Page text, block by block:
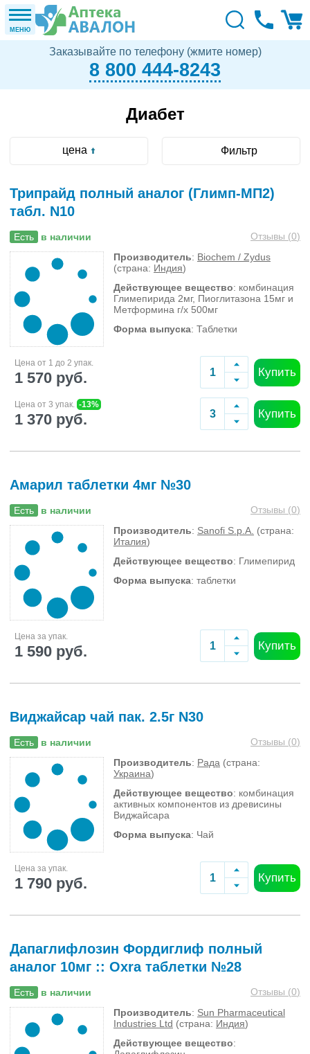
МЕНЮ
Заказывайте по телефону (жмите номер)
8 800 444-8243
Диабет
цена Фильтр
Трипрайд полный аналог (Глимп-МП2)
табл. N10
Есть в наличии Отзывы (0)
Производитель: Biochem / Zydus
(страна: Индия)
Действующее вещество: комбинация
Глимепирида 2мг, Пиоглитазона 15мг и
Метформина г/х 500мг
Форма выпуска: Таблетки
Цена от 1 до 2 упак.
1 570 руб. Купить
Цена от 3 упак. -13%
1 370 руб. Купить
Амарил таблетки 4мг №30
Есть в наличии Отзывы (0)
Производитель: Sanofi S.p.A. (страна:
Италия)
Действующее вещество: Глимепирид
Форма выпуска: таблетки
Цена за упак.
1 590 руб. Купить
Виджайсар чай пак. 2.5г N30
Есть в наличии Отзывы (0)
Производитель: Рада (страна:
Украина)
Действующее вещество: комбинация
активных компонентов из древисины
Виджайсара
Форма выпуска: Чай
Цена за упак.
1 790 руб. Купить
Дапаглифлозин Фордиглиф полный
аналог 10мг :: Oxra таблетки №28
Есть в наличии Отзывы (0)
Производитель: Sun Pharmaceutical
Industries Ltd (страна: Индия)
Действующее вещество: